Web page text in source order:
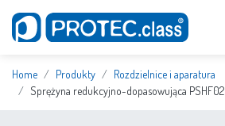
Home Produkty
Rozdzielnice i aparatura
Sprężyna redukcyjno-dopasowująca PSHF02